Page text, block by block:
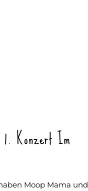
1. Konzert Im
Moop Mama und